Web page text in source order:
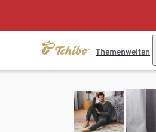
Themenwelten